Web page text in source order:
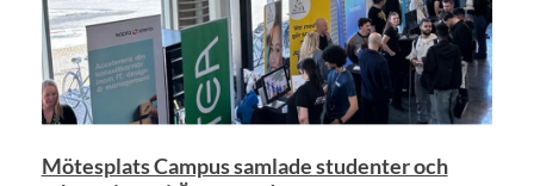
Mötesplats Campus samlade studenter och